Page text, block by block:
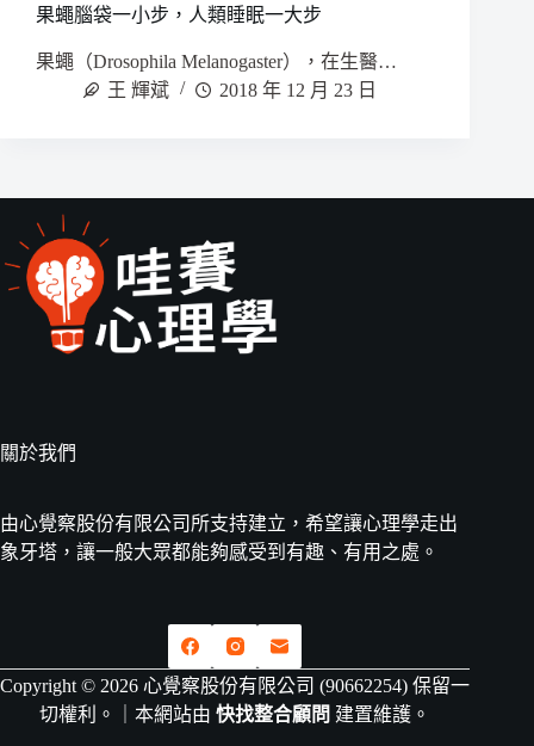
果蠅腦袋一小步，人類睡眠一大步
果蠅（Drosophila Melanogaster），在生醫…
王 輝斌
2018 年 12 月 23 日
關於我們
由心覺察股份有限公司所支持建立，希望讓心理學走出
象牙塔，讓一般大眾都能夠感受到有趣、有用之處。
Copyright © 2026 心覺察股份有限公司 (90662254) 保留一
切權利。｜本網站由快找整合顧問 建置維護。